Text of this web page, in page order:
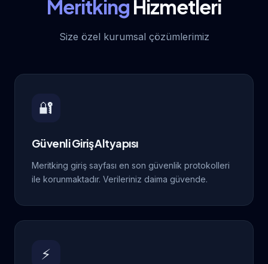
Meritking Hizmetleri
Size özel kurumsal çözümlerimiz
🔐
Güvenli Giriş Altyapısı
Meritking giriş sayfası en son güvenlik protokolleri
ile korunmaktadır. Verileriniz daima güvende.
⚡